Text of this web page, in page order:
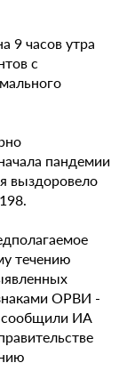
9 часов утра
с
пандемии
выздоровело
течению
ОРВИ -
сообщили ИА